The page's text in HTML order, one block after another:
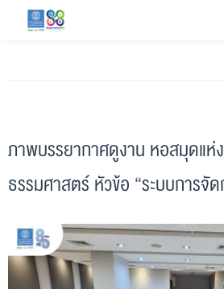
ภาพบรรยากาศดูงาน หอสมุดแห่
ธรรมศาสตร์ หัวข้อ “ระบบการจัด